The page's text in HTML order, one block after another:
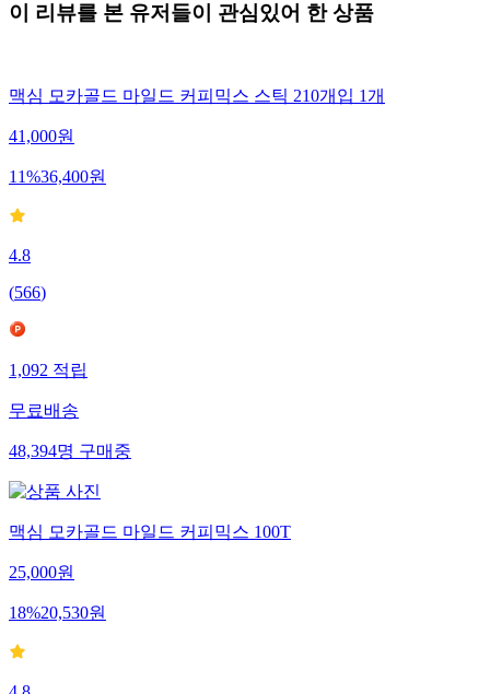
이 리뷰를 본 유저들이 관심있어 한 상품
맥심 모카골드 마일드 커피믹스 스틱 210개입 1개
41,000원
11%36,400원
4.8
(566)
1,092적립
무료배송
48,394명구매중
맥심 모카골드 마일드 커피믹스 100T
25,000원
18%20,530원